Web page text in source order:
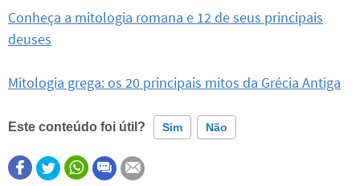
Conheça a mitologia romana e 12 de seus principais
deuses
Mitologia grega: os 20 principais mitos da Grécia Antiga
Este conteúdo foi útil? Sim Não
Este conteúdo contém informação incorreta